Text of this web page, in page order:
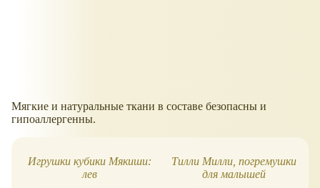
Мягкие и натуральные ткани в составе безопасны и
гипоаллергенны.
Игрушки кубики Мякиши:
лев
Тилли Милли, погремушки
для малышей